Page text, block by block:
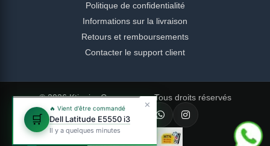
Politique de confidentialité
Informations sur la livraison
Retours et remboursements
Contacter le support client
© 2026 Ktjunior Cameroun — Tous droits réservés
🛒
🔥 Vient d'être commandé
Dell Latitude E5550 i3
Il y a quelques minutes
✕